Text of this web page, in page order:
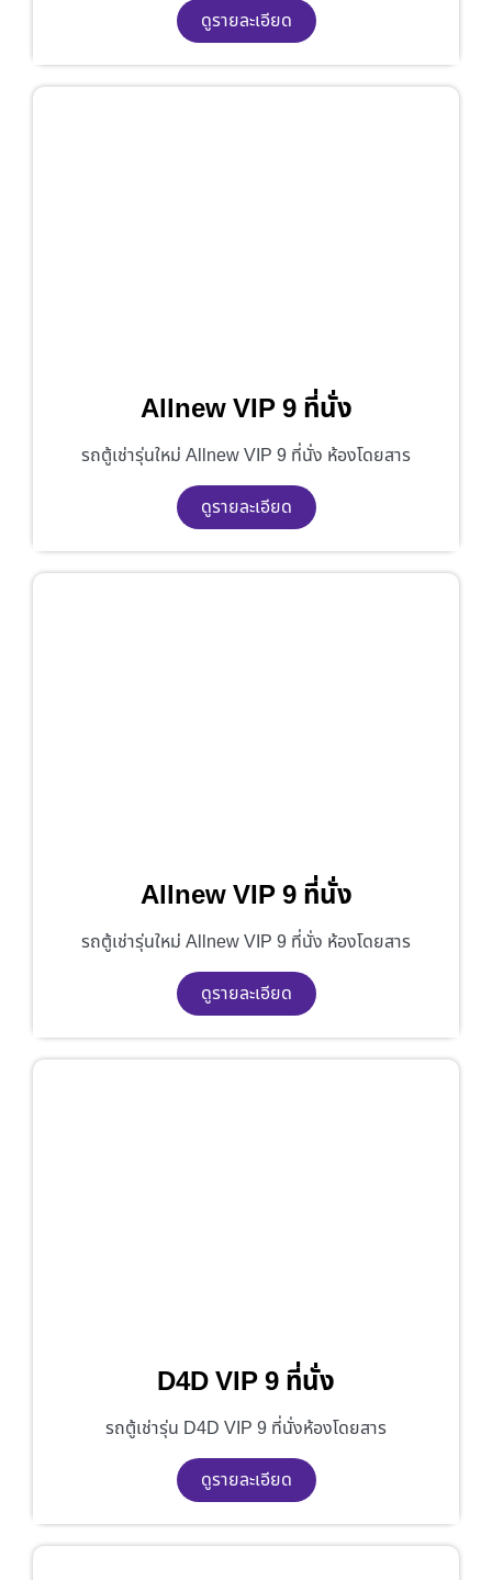
ดูรายละเอียด
Allnew VIP 9 ที่นั่ง
รถตู้เช่ารุ่นใหม่ Allnew VIP 9 ที่นั่ง ห้องโดยสาร
ดูรายละเอียด
Allnew VIP 9 ที่นั่ง
รถตู้เช่ารุ่นใหม่ Allnew VIP 9 ที่นั่ง ห้องโดยสาร
ดูรายละเอียด
D4D VIP 9 ที่นั่ง
รถตู้เช่ารุ่น D4D VIP 9 ที่นั่งห้องโดยสาร
ดูรายละเอียด